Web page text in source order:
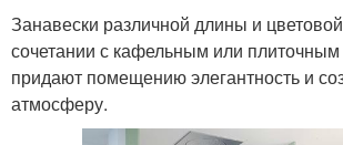
Занавески различной длины и
сочетании с кафельным или
придают помещению элегантность и
атмосферу.